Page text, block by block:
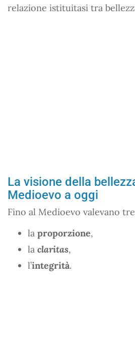
relazione istituitasi tra
La visione della
Medioevo a oggi
Fino al Medioevo valevano
la proporzione,
la claritas,
l’integrità.